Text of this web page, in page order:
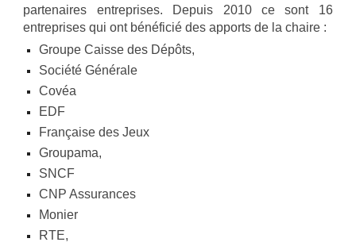
partenaires entreprises. Depuis 2010 ce sont 16
entreprises qui ont bénéficié des apports de la chaire :
Groupe Caisse des Dépôts,
Société Générale
Covéa
EDF
Française des Jeux
Groupama,
SNCF
CNP Assurances
Monier
RTE,